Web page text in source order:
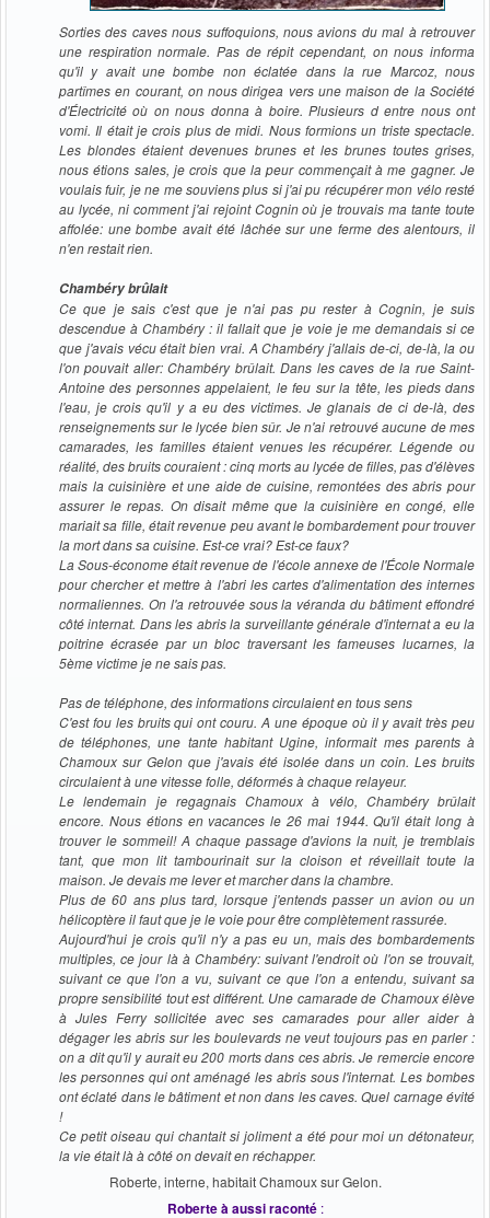
Sorties des caves nous suffoquions, nous avions du mal à retrouver
une respiration normale. Pas de répit cependant, on nous informa
qu'il y avait une bombe non éclatée dans la rue Marcoz, nous
partîmes en courant, on nous dirigea vers une maison de la Société
d'Électricité où on nous donna à boire. Plusieurs d entre nous ont
vomi. Il était je crois plus de midi. Nous formions un triste spectacle.
Les blondes étaient devenues brunes et les brunes toutes grises,
nous étions sales, je crois que la peur commençait à me gagner. Je
voulais fuir, je ne me souviens plus si j'ai pu récupérer mon vélo resté
au lycée, ni comment j'ai rejoint Cognin où je trouvais ma tante toute
affolée: une bombe avait été lâchée sur une ferme des alentours, il
n'en restait rien.
Chambéry brûlait
Ce que je sais c'est que je n'ai pas pu rester à Cognin, je suis
descendue à Chambéry : il fallait que je voie je me demandais si ce
que j'avais vécu était bien vrai. A Chambéry j'allais de-ci, de-là, la ou
l'on pouvait aller: Chambéry brûlait. Dans les caves de la rue Saint-
Antoine des personnes appelaient, le feu sur la tête, les pieds dans
l'eau, je crois qu'il y a eu des victimes. Je glanais de ci de-là, des
renseignements sur le lycée bien sûr. Je n'ai retrouvé aucune de mes
camarades, les familles étaient venues les récupérer. Légende ou
réalité, des bruits couraient : cinq morts au lycée de filles, pas d'élèves
mais la cuisinière et une aide de cuisine, remontées des abris pour
assurer le repas. On disait même que la cuisinière en congé, elle
mariait sa fille, était revenue peu avant le bombardement pour trouver
la mort dans sa cuisine. Est-ce vrai? Est-ce faux?
La Sous-économe était revenue de l'école annexe de l'École Normale
pour chercher et mettre à l'abri les cartes d'alimentation des internes
normaliennes. On l'a retrouvée sous la véranda du bâtiment effondré
côté internat. Dans les abris la surveillante générale d'internat a eu la
poitrine écrasée par un bloc traversant les fameuses lucarnes, la
5ème victime je ne sais pas.
Pas de téléphone, des informations circulaient en tous sens
C'est fou les bruits qui ont couru. A une époque où il y avait très peu
de téléphones, une tante habitant Ugine, informait mes parents à
Chamoux sur Gelon que j'avais été isolée dans un coin. Les bruits
circulaient à une vitesse folle, déformés à chaque relayeur.
Le lendemain je regagnais Chamoux à vélo, Chambéry brûlait
encore. Nous étions en vacances le 26 mai 1944. Qu'il était long à
trouver le sommeil! A chaque passage d'avions la nuit, je tremblais
tant, que mon lit tambourinait sur la cloison et réveillait toute la
maison. Je devais me lever et marcher dans la chambre.
Plus de 60 ans plus tard, lorsque j'entends passer un avion ou un
hélicoptère il faut que je le voie pour être complètement rassurée.
Aujourd'hui je crois qu'il n'y a pas eu un, mais des bombardements
multiples, ce jour là à Chambéry: suivant l'endroit où l'on se trouvait,
suivant ce que l'on a vu, suivant ce que l'on a entendu, suivant sa
propre sensibilité tout est différent. Une camarade de Chamoux élève
à Jules Ferry sollicitée avec ses camarades pour aller aider à
dégager les abris sur les boulevards ne veut toujours pas en parler :
on a dit qu'il y aurait eu 200 morts dans ces abris. Je remercie encore
les personnes qui ont aménagé les abris sous l'internat. Les bombes
ont éclaté dans le bâtiment et non dans les caves. Quel carnage évité
!
Ce petit oiseau qui chantait si joliment a été pour moi un détonateur,
la vie était là à côté on devait en réchapper.
Roberte, interne, habitait Chamoux sur Gelon.
Roberte à aussi raconté :